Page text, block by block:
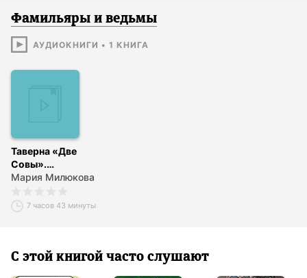
Фамильяры и ведьмы
АУДИОКНИГИ • 1 КНИГА
Таверна «Две
Совы».
Колдовать и
запрещается!
Мария Милюкова
7 часов 43 минуты
С этой книгой часто слушают